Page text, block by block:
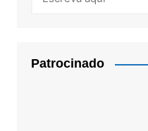
Patrocinado